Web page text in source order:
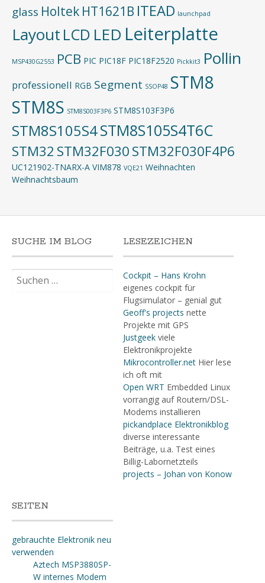
glass Holtek HT1621B ITEAD launchpad
Layout LCD LED Leiterplatte
MSP430G2553 PCB PIC PIC18F PIC18F2520 Pickkit3 Pollin
professionell RGB Segment SSOP48 STM8
STM8S STM8S003F3P6 STM8S103F3P6
STM8S105S4STM8S105S4T6C
STM32 STM32F030STM32F030F4P6
UC121902-TNARX-A VIM878 VQE21 Weihnachten
Weihnachtsbaum
SUCHE IM BLOG
nach:
LESEZEICHEN
Cockpit – Hans Krohn
eigenes cockpit für
Flugsimulator – genial gut
Geoff's projects nette
Projekte mit GPS
Justgeekviele
Elektronikprojekte
Mikrocontroller.netHier lese
ich oft mit
Open WRT Embedded Linux
vorrangig auf Routern/DSL-
Modems installieren
pickandplace Elektronikblog
diverse interessante
Beiträge, u.a. Test eines
Billig-Labornetzteils
projects – Johan von Konow
SEITEN
gebrauchte Elektronik neu
verwenden
Aztech MSP3880SP-
W internes Modem